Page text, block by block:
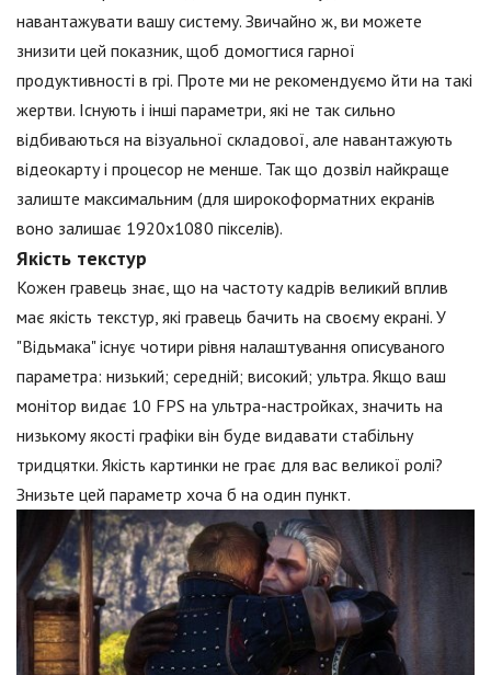
навантажувати вашу систему. Звичайно ж, ви можете
знизити цей показник, щоб домогтися гарної
продуктивності в грі. Проте ми не рекомендуємо йти на такі
жертви. Існують і інші параметри, які не так сильно
відбиваються на візуальної складової, але навантажують
відеокарту і процесор не менше. Так що дозвіл найкраще
залиште максимальним (для широкоформатних екранів
воно залишає 1920x1080 пікселів).
Якість текстур
Кожен гравець знає, що на частоту кадрів великий вплив
має якість текстур, які гравець бачить на своєму екрані. У
"Відьмака" існує чотири рівня налаштування описуваного
параметра: низький; середній; високий; ультра. Якщо ваш
монітор видає 10 FPS на ультра-настройках, значить на
низькому якості графіки він буде видавати стабільну
тридцятки. Якість картинки не грає для вас великої ролі?
Знизьте цей параметр хоча б на один пункт.